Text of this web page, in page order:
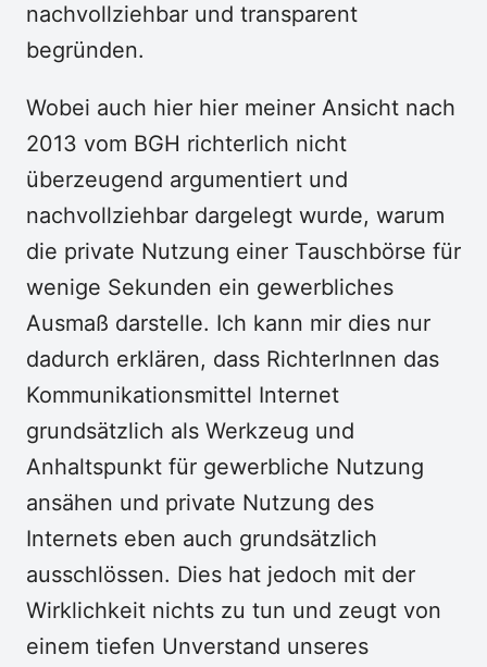
nachvollziehbar und transparent
begründen.
Wobei auch hier hier meiner Ansicht nach
2013 vom BGH richterlich nicht
überzeugend argumentiert und
nachvollziehbar dargelegt wurde, warum
die private Nutzung einer Tauschbörse für
wenige Sekunden ein gewerbliches
Ausmaß darstelle. Ich kann mir dies nur
dadurch erklären, dass RichterInnen das
Kommunikationsmittel Internet
grundsätzlich als Werkzeug und
Anhaltspunkt für gewerbliche Nutzung
ansähen und private Nutzung des
Internets eben auch grundsätzlich
ausschlössen. Dies hat jedoch mit der
Wirklichkeit nichts zu tun und zeugt von
einem tiefen Unverstand unseres